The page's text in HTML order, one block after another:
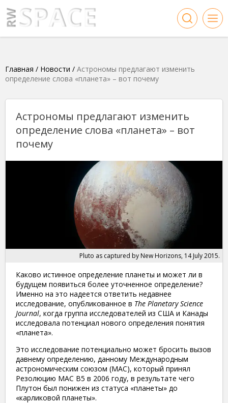
Главная / Новости / Астрономы предлагают изменить
определение слова «планета» – вот почему
Астрономы предлагают изменить
определение слова «планета» – вот
почему
Pluto as captured by New Horizons, 14 July 2015.
Каково истинное определение планеты и может ли в
будущем появиться более уточненное определение?
Именно на это надеется ответить недавнее
исследование, опубликованное в The Planetary Science
Journal, когда группа исследователей из США и Канады
исследовала потенциал нового определения понятия
«планета».
Это исследование потенциально может бросить вызов
давнему определению, данному Международным
астрономическим союзом (МАС), который принял
Резолюцию МАС B5 в 2006 году, в результате чего
Плутон был понижен из статуса «планеты» до
«карликовой планеты».